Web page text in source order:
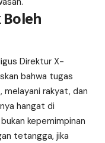
Boleh
Direktur X-
bahwa tugas
melayani rakyat, dan
hangat di
kepemimpinan
tetangga, jika